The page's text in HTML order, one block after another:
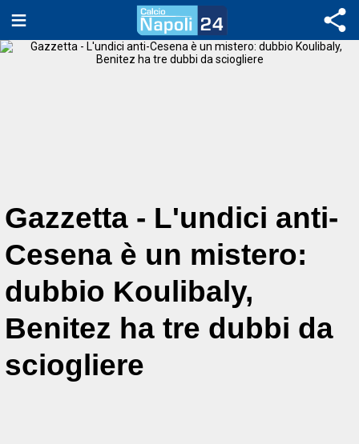
Gazzetta - L'undici anti-
Cesena è un mistero:
dubbio Koulibaly,
Benitez ha tre dubbi da
sciogliere